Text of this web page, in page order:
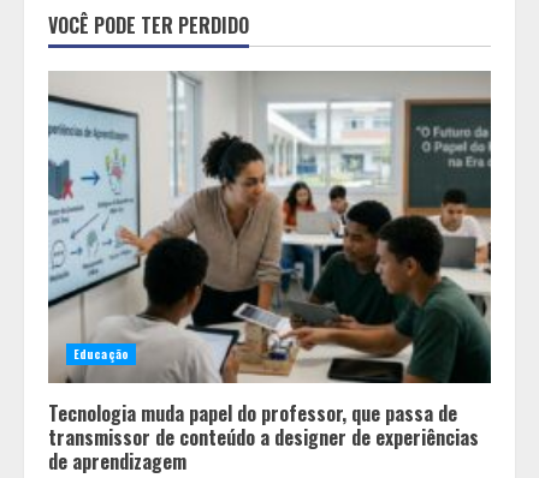
2
garante 12 vagas para etapas
nacionais em segunda etapa do
JEMG, em Pará de Minas
3
Grandes marcas, preços baixos e
uma causa que transforma vidas
Tecnologia que “lê” o solo
transforma manejo agrícola e
comprova ganhos de produtividade
VOCÊ PODE TER PERDIDO
Educação
Tecnologia muda papel do professor, que passa de
transmissor de conteúdo a designer de experiências
de aprendizagem